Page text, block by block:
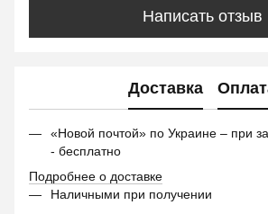
Написать отзыв
Доставка
«Новой почтой» по Украине – при
- бесплатно
Подробнее о доставке
Наличными при получении